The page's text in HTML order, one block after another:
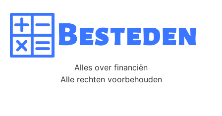
Alles over financiën
Alle rechten voorbehouden